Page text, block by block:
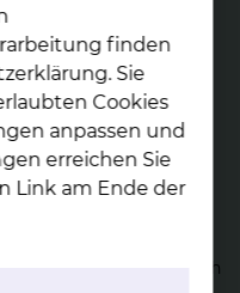
bei
werden durch
finden
Sie
Cookies
anpassen und
erreichen Sie
Link am Ende der